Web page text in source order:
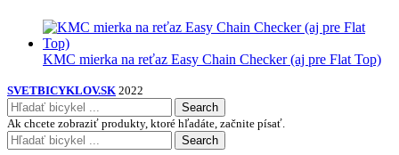
KMC mierka na reťaz Easy Chain Checker (aj pre Flat Top)
SVETBICYKLOV.SK 2022
Search
Ak chcete zobraziť produkty, ktoré hľadáte, začnite písať.
Search